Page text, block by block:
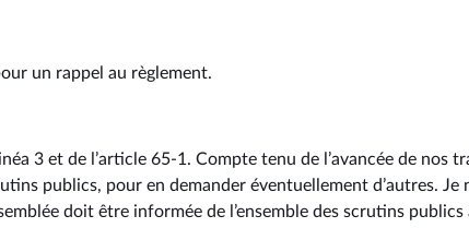
un rappel au règlement.
3 et de l’article 65-1. Compte tenu de l’avancée de nos
publics, pour en demander éventuellement d’autres. Je
doit être informée de l’ensemble des scrutins publics